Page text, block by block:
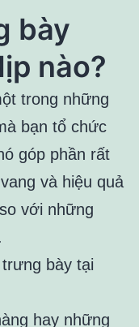
bày
nào?
trong những
bạn tổ chức
góp phần rất
và hiệu quả
với những
bày tại
hay những